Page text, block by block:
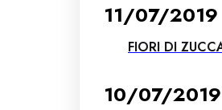
11/07/2019
FIORI DI
10/07/2019